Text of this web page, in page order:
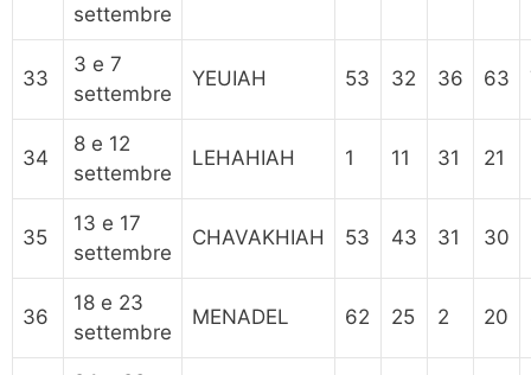
settembre
33
3 e 7
settembre
YEUIAH 53 32 36 63
34
8 e 12
settembre
LEHAHIAH 1 11 31 21
35
13 e 17
settembre
CHAVAKHIAH 53 43 31 30
36
18 e 23
settembre
MENADEL 62 25 2 20